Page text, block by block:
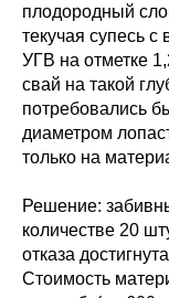
плодородный
текучая супесь
УГВ на отметке
свай на такой
потребовались
диаметром
только на
Решение:
количестве 20
отказа
Стоимость